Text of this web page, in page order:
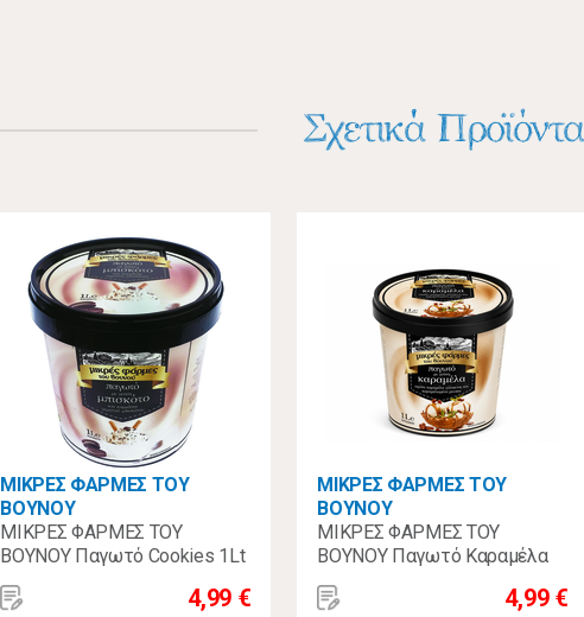
Σχετικά Προϊόντα
ΜΙΚΡΕΣ ΦΑΡΜΕΣ ΤΟΥ
ΒΟΥΝΟΥ
ΜΙΚΡΕΣ ΦΑΡΜΕΣ ΤΟΥ
ΒΟΥΝΟΥ Παγωτό Cookies 1Lt
4,99 €
ΜΙΚΡΕΣ ΦΑΡΜΕΣ ΤΟΥ
ΒΟΥΝΟΥ
ΜΙΚΡΕΣ ΦΑΡΜΕΣ ΤΟΥ
ΒΟΥΝΟΥ Παγωτό Καραμέλα
1Lt/500gr
4,99 €